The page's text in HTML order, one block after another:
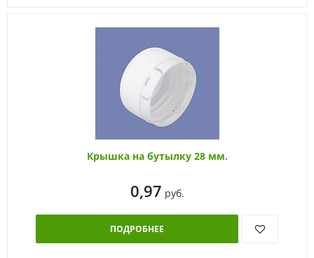
Крышка на бутылку 28 мм.
0,97 руб.
ПОДРОБНЕЕ